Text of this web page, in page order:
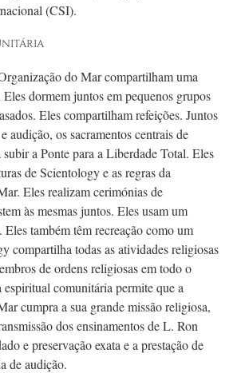
(CSI).
do Mar compartilham uma
dormem juntos em pequenos grupos
Eles compartilham refeições. Juntos
audição, os sacramentos centrais de
a Ponte para a Liberdade Total. Eles
de Scientology e as regras da
Eles realizam cerimónias de
às mesmas juntos. Eles usam um
também têm recreação como um
compartilha todas as atividades religiosas
de ordens religiosas em todo o
comunitária permite que a
cumpra a sua grande missão religiosa,
dos ensinamentos deL. Ron
e preservação exata e a prestação de
de audição.